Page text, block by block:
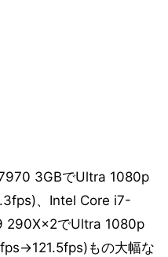
3GBでUltra 1080p
、Intel Core i7-
290X×2でUltra 1080p
もの大幅な